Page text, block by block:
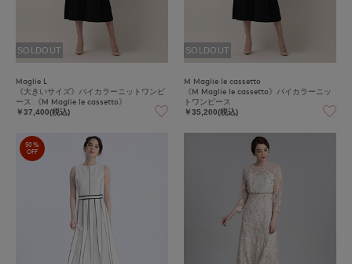
SOLDOUT
Maglie L
《大きいサイズ》バイカラーニットワンピ
ース 《M Maglie le cassetto》
￥37,400(税込)
SOLDOUT
M Maglie le cassetto
《M Maglie le cassetto》バイカラーニッ
トワンピース
￥35,200(税込)
50%
OFF